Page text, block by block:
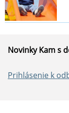
Novinky Kam s
Prihlásenie k